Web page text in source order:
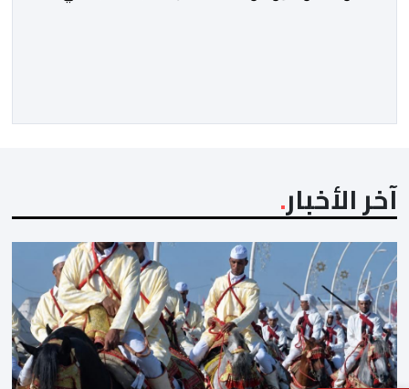
[…]
آخر الأخبار